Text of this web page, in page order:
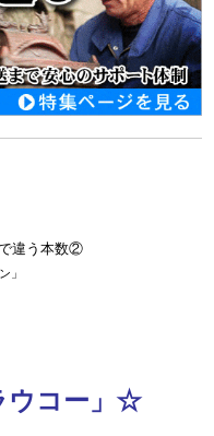
違う本数②
」
ウコー」☆